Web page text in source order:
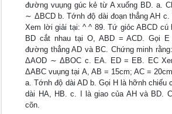
đường vuụng gúc kẻ từ A xuống BD. a.
∼ ΔBCD b. Tớnh độ dài đoạn thẳng AH
Xem lời giải tại: ^ ^ 89. Tứ giỏc ABCD cú
BD cắt nhau tại O, ABD = ACD. Gọi
đường thẳng AD và BC. Chứng minh
ΔAOD ∼ ΔBOC c. EA. ED = EB. EC
ΔABC vuụng tại A, AB = 15cm; AC =
a. Tớnh độ dài AD b. Gọi H là hỡnh chiếu
dài HA, HB. c. I là giao của AH và BD.
cõn.